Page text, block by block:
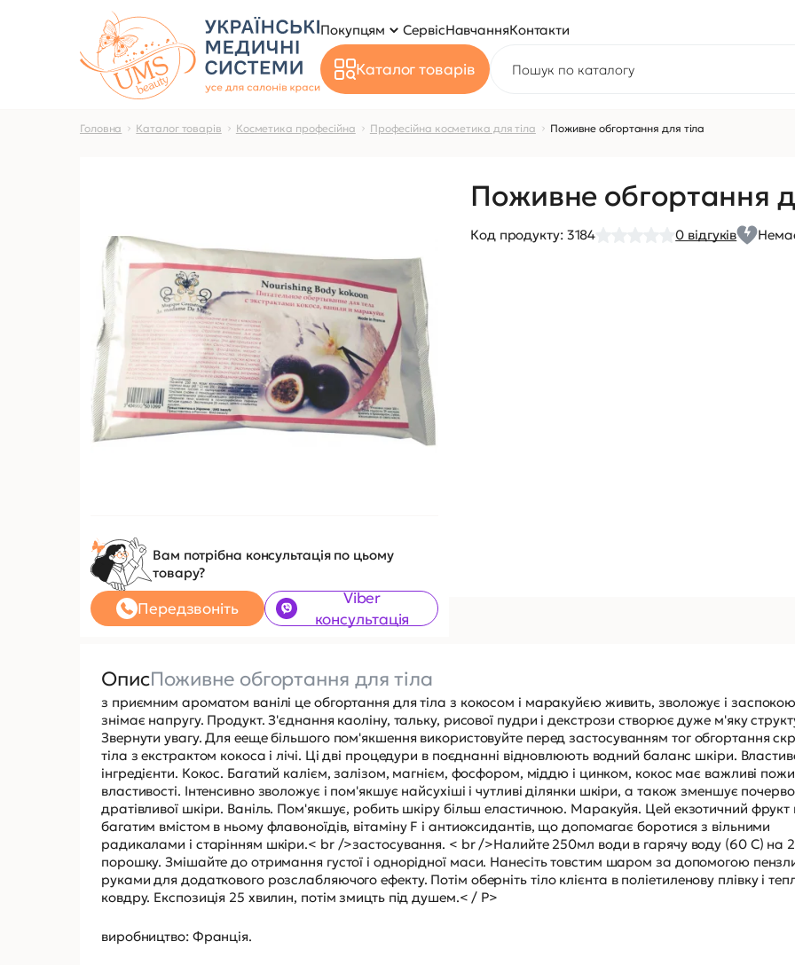
Покупцям СервісНавчанняКонтакти
Каталог товарів
Головна Каталог товарів Косметика професійна Професійна косметика для тіла Поживне обгортання для тіла
Вам потрібна консультація по цьому
товару?
Передзвоніть
Viber
консультація
Поживне обгортання
Код продукту: 3184 0 відгуків
ОписПоживне обгортання для тіла
з приємним ароматом ванілі це обгортання для тіла з кокосом і маракуйєю живить, зволожує і
знімає напругу. Продукт. З'єднання каоліну, тальку, рисової пудри і декстрози створює дуже м'яку
Звернути увагу. Для ееще більшого пом'якшення використовуйте перед застосуванням тог обгортання
тіла з екстрактом кокоса і лічі. Ці дві процедури в поєднанні відновлюють водний баланс шкіри.
інгредієнти. Кокос. Багатий калієм, залізом, магнієм, фосфором, міддю і цинком, кокос має важливі
властивості. Інтенсивно зволожує і пом'якшує найсухіші і чутливі ділянки шкіри, а також зменшує
дратівливої шкіри. Ваніль. Пом'якшує, робить шкіру більш еластичною. Маракуйя. Цей екзотичний фрукт
багатим вмістом в ньому флавоноїдів, вітаміну F і антиоксидантів, що допомагає боротися з вільними
радикалами і старінням шкіри.< br />застосування. < br />Налийте 250мл води в гарячу воду (60 С) на
порошку. Змішайте до отримання густої і однорідної маси. Нанесіть товстим шаром за допомогою
руками для додаткового розслабляючого ефекту. Потім оберніть тіло клієнта в поліетиленову плівку і
ковдру. Експозиція 25 хвилин, потім змицть під душем.< / P>
виробництво: Франція.